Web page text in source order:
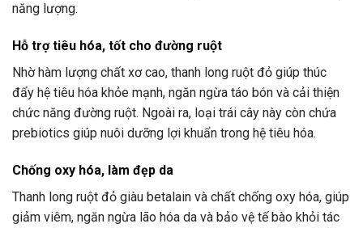
năng lượng.
Hỗ trợ tiêu hóa, tốt cho đường ruột
Nhờ hàm lượng chất xơ cao, thanh long ruột đỏ giúp thúc
đẩy hệ tiêu hóa khỏe mạnh, ngăn ngừa táo bón và cải thiện
chức năng đường ruột. Ngoài ra, loại trái cây này còn chứa
prebiotics giúp nuôi dưỡng lợi khuẩn trong hệ tiêu hóa.
Chống oxy hóa, làm đẹp da
Thanh long ruột đỏ giàu betalain và chất chống oxy hóa, giúp
giảm viêm, ngăn ngừa lão hóa da và bảo vệ tế bào khỏi tác